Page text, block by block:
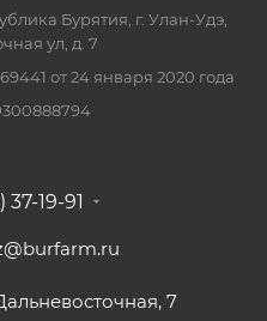
Бурятия, г. Улан-Удэ,
ул, д. 7
от 24 января 2020 года
37-19-91
7